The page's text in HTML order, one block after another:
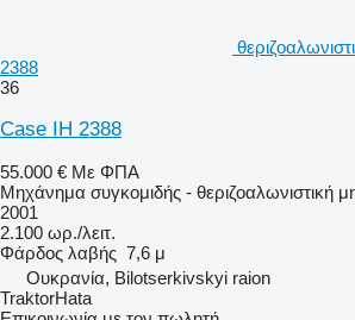
2388
36
Case IH 2388
55.000 € Με ΦΠΑ
Μηχάνημα συγκομιδής - θεριζοαλωνιστική
2001
2.100 ωρ./λειτ.
Φάρδος λαβής 7,6 μ
Ουκρανία, Bilotserkivskyi raion
TraktorHata